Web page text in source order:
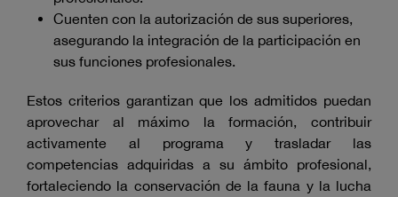
Cuenten con la autorización de sus superiores,
asegurando la integración de la participación en
sus funciones profesionales.
Estos criterios garantizan que los admitidos puedan
aprovechar al máximo la formación, contribuir
activamente al programa y trasladar las
competencias adquiridas a su ámbito profesional,
fortaleciendo la conservación de la fauna y la lucha